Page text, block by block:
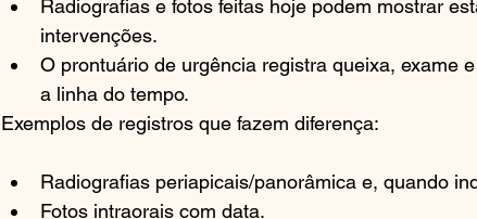
Radiografias e fotos feitas hoje podem mostrar
intervenções.
O prontuário de urgência registra queixa, exame
a linha do tempo.
Exemplos de registros que fazem diferença:
Radiografias periapicais/panorâmica e, quando
Fotos intraorais com data.